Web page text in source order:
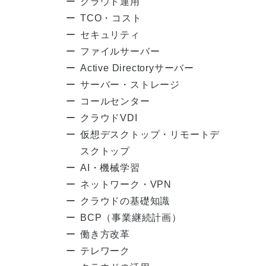
TCO・コスト
セキュリティ
ファイルサーバー
Active Directoryサーバー
サーバー・ストレージ
コールセンター
クラウドVDI
仮想デスクトップ・リモートデ
スクトップ
AI・機械学習
ネットワーク・VPN
クラウドの基礎知識
BCP（事業継続計画）
働き方改革
テレワーク